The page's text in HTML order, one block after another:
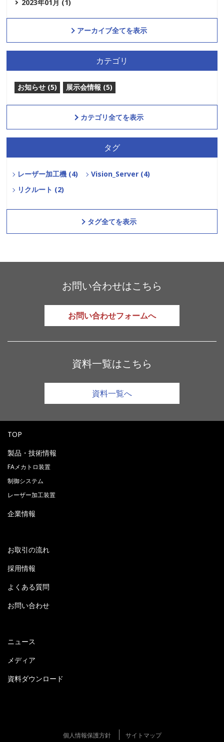
2023年01月 (1)
アーカイブ全てを表示
カテゴリ
お知らせ (5) 展示会情報 (5)
カテゴリ全てを表示
タグ
レーザー加工機 (4)
Vision_Server (4)
リクルート (2)
タグ全てを表示
お問い合わせはこちら
お問い合わせフォームへ
資料一覧はこちら
資料一覧へ
TOP
製品・技術情報
FAメカトロ装置
制御システム
レーザー加工装置
企業情報
お取引の流れ
採用情報
よくある質問
お問い合わせ
ニュース
メディア
資料ダウンロード
個人情報保護方針 サイトマップ